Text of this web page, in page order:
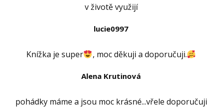
v životě využijí
lucie0997
Knížka je super , moc děkuji a doporučuji.
Alena Krutinová
pohádky máme a jsou moc krásné...vřele doporučuji